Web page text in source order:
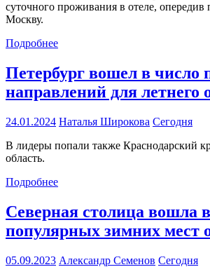
суточного проживания в отеле, опередив
Москву.
Подробнее
Петербург вошел в число
направлений для летнего
24.01.2024 Наталья Широкова Сегодня
В лидеры попали также Краснодарский
область.
Подробнее
Северная столица вошла
популярных зимних мест
05.09.2023 Александр Семенов Сегодня